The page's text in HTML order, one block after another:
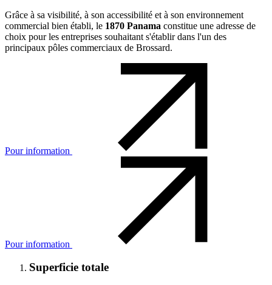
Grâce à sa visibilité, à son accessibilité et à son environnement
commercial bien établi, le 1870 Panama constitue une adresse de
choix pour les entreprises souhaitant s'établir dans l'un des
principaux pôles commerciaux de Brossard.
Pour information
Pour information
Superficie totale